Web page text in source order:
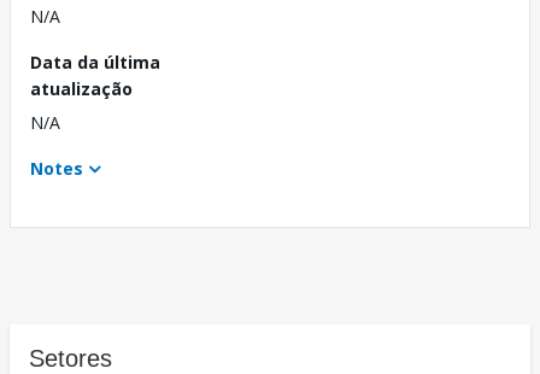
N/A
Data da última
atualização
N/A
Notes
Setores